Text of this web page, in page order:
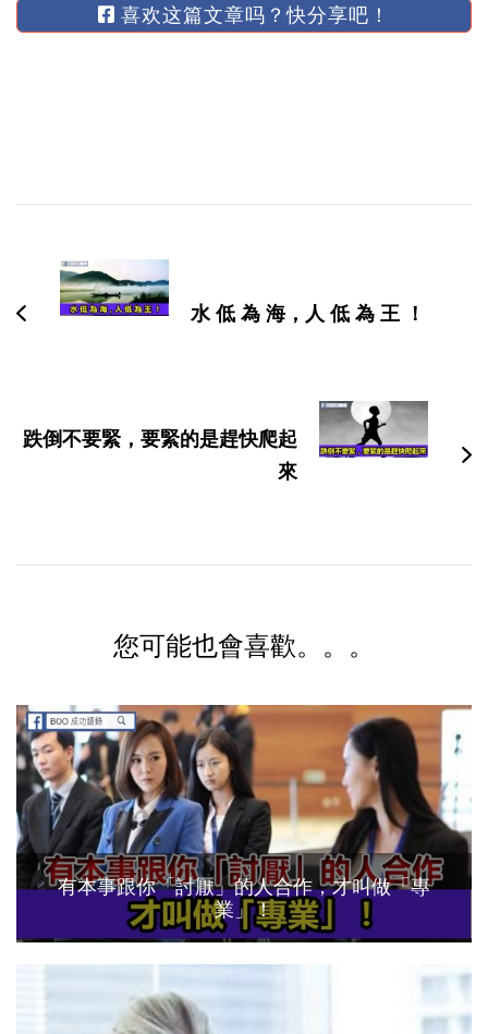
喜欢这篇文章吗？快分享吧！
航
水 低 為 海，人 低 為 王 ！
跌倒不要緊，要緊的是趕快爬起
來
您可能也會喜歡。。。
有本事跟你「討厭」的人合作，才叫做「專
業」！